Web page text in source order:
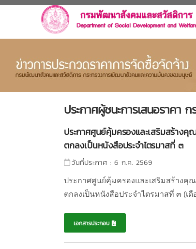
ประกาศผู้ชนะการเสนอราคา
ประกาศศูนย์คุ้มครองและเสริมสร้าง
ตกลงเป็นหนังสือประจำไตรมาสที่ ๓
วันที่ประกาศ : 6 ก.ค. 2569
ประกาศศูนย์คุ้มครองและเสริมสร้างคุ
ตกลงเป็นหนังสือประจำไตรมาสที่ ๓ (
เอกสารประกอบ